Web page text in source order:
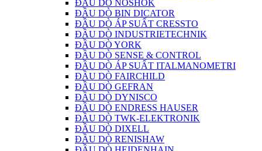
ĐẦU DÒ NOSHOK
ĐẦU DÒ BIN DICATOR
ĐẦU DÒ ÁP SUẤT CRESSTO
ĐẦU DÒ INDUSTRIETECHNIK
ĐẦU DÒ YORK
ĐẦU DÒ SENSE & CONTROL
ĐẦU DÒ ÁP SUẤT ITALMANOMETRI
ĐẦU DÒ FAIRCHILD
ĐẦU DÒ GEFRAN
ĐẦU DÒ DYNISCO
ĐẦU DÒ ENDRESS HAUSER
ĐẦU DÒ TWK-ELEKTRONIK
ĐẦU DÒ DIXELL
ĐẦU DÒ RENISHAW